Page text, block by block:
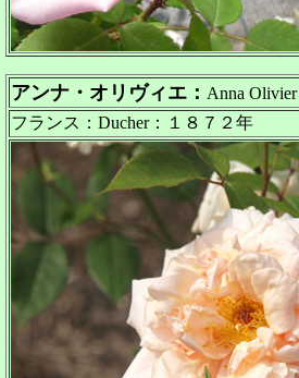
アンナ・オリヴィエ： Anna Olivier
フランス：Ducher：１８７２年